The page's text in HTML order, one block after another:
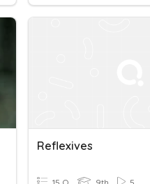
Reflexives